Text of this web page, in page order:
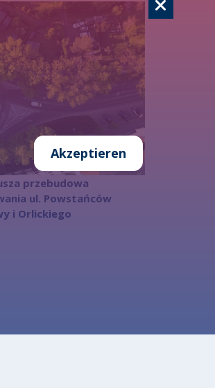
przebudowa
ul. Powstańców
i Orlickiego
Akzeptieren